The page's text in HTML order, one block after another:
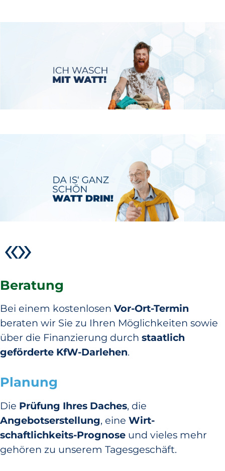
Beratung
Bei einem kostenlosen Vor-Ort-Termin
beraten wir Sie zu Ihren Möglichkeiten sowie
über die Finanzierung durch staatlich
geförderte KfW-Darlehen.
Planung
Die Prüfung Ihres Daches, die
Angebotserstellung, eine Wirt­
schaftlichkeits-Prognose und vieles mehr
gehören zu unserem Tagesgeschäft.